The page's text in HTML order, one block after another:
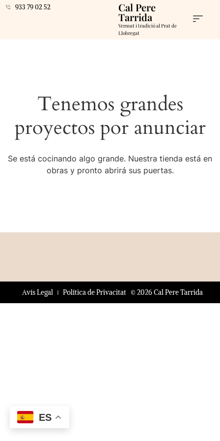
933 79 02 52 Cal Pere
Tarrida
Vermut i tradició al Prat de
Llobregat
Tenemos grandes
proyectos por anunciar
Se está cocinando algo grande. Nuestra tienda está en
obras y pronto abrirá sus puertas.
© 2026 Cal Pere Tarrida
Avís Legal Política de Privacitat
ES